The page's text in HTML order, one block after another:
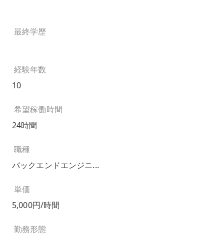
最終学歴
経験年数
10
希望稼働時間
24時間
職種
バックエンドエンジニ...
単価
5,000円/時間
勤務形態